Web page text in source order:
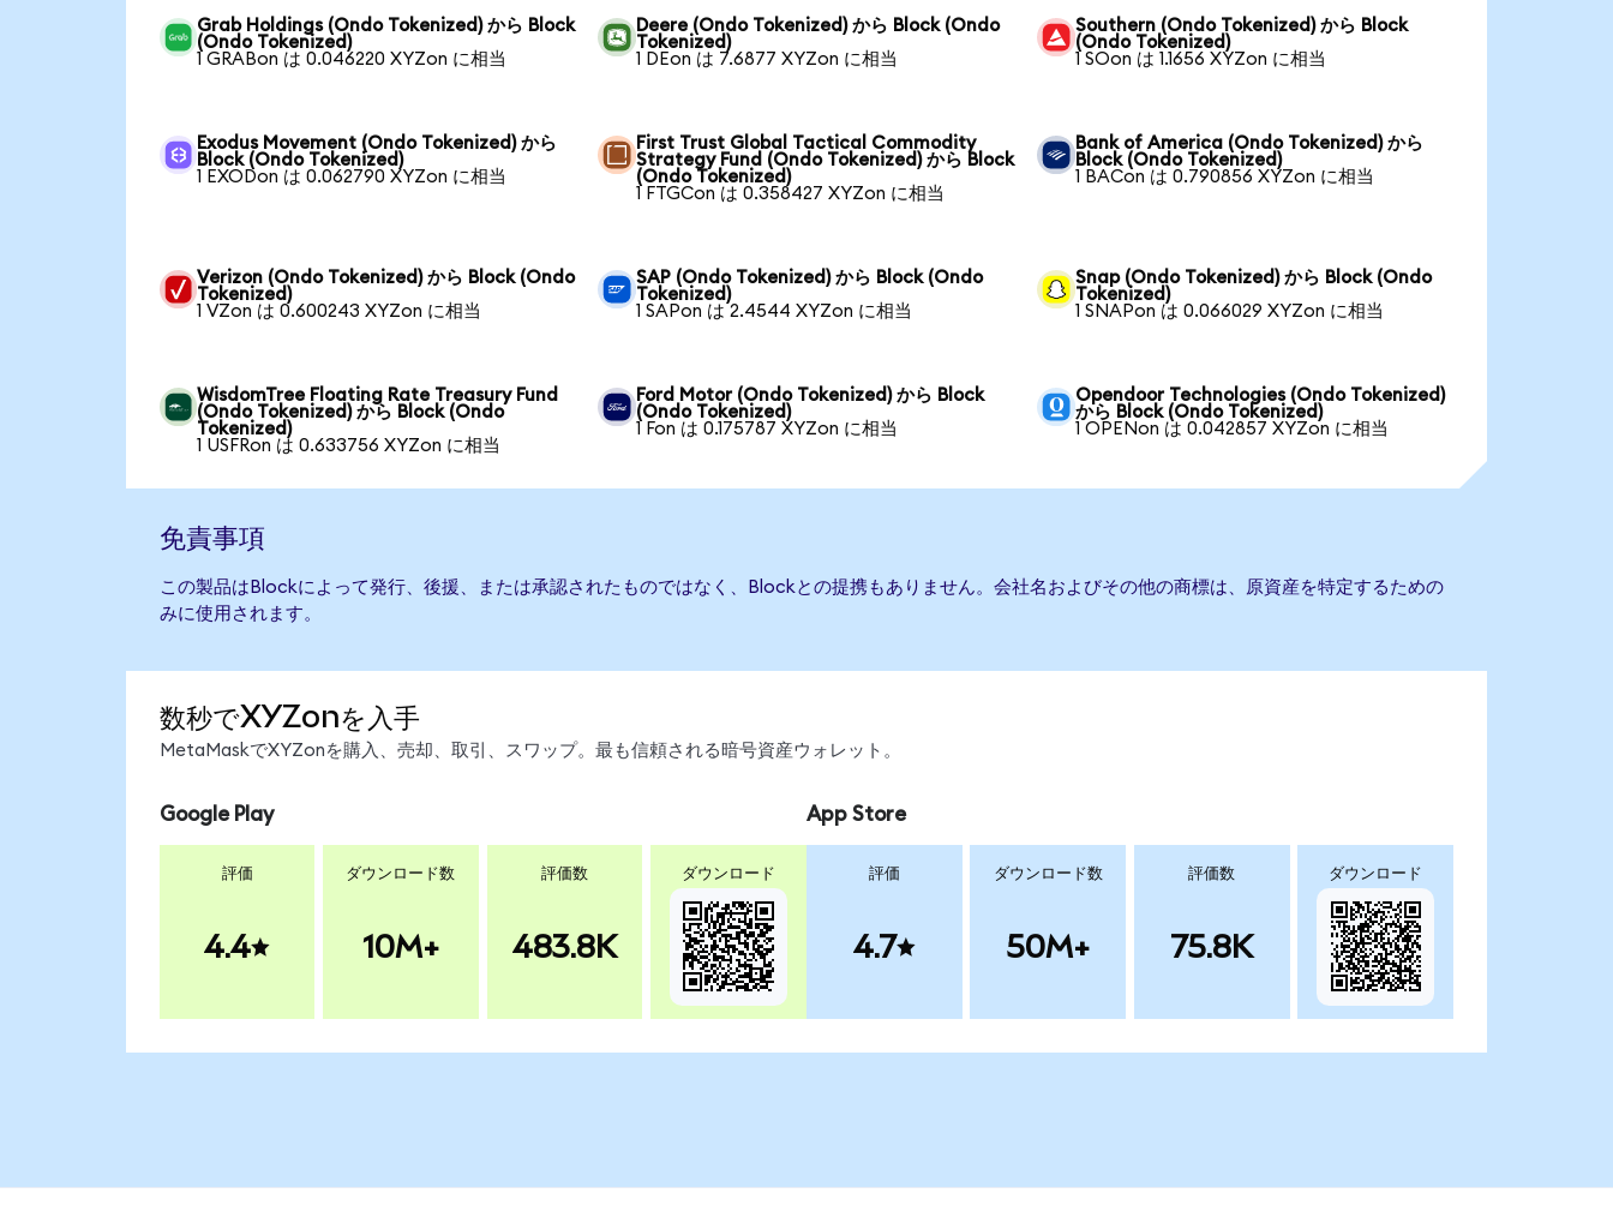
Grab Holdings (Ondo Tokenized) から Block
(Ondo Tokenized)
1 GRABon は 0.046220 XYZon に相当
Deere (Ondo Tokenized) から Block (Ondo
Tokenized)
1 DEon は 7.6877 XYZon に相当
Southern (Ondo Tokenized) から Block
(Ondo Tokenized)
1 SOon は 1.1656 XYZon に相当
Exodus Movement (Ondo Tokenized) から
Block (Ondo Tokenized)
1 EXODon は 0.062790 XYZon に相当
First Trust Global Tactical Commodity
Strategy Fund (Ondo Tokenized) から Block
(Ondo Tokenized)
1 FTGCon は 0.358427 XYZon に相当
Bank of America (Ondo Tokenized) から
Block (Ondo Tokenized)
1 BACon は 0.790856 XYZon に相当
Verizon (Ondo Tokenized) から Block (Ondo
Tokenized)
1 VZon は 0.600243 XYZon に相当
SAP (Ondo Tokenized) から Block (Ondo
Tokenized)
1 SAPon は 2.4544 XYZon に相当
Snap (Ondo Tokenized) から Block (Ondo
Tokenized)
1 SNAPon は 0.066029 XYZon に相当
WisdomTree Floating Rate Treasury Fund
(Ondo Tokenized) から Block (Ondo
Tokenized)
1 USFRon は 0.633756 XYZon に相当
Ford Motor (Ondo Tokenized) から Block
(Ondo Tokenized)
1 Fon は 0.175787 XYZon に相当
Opendoor Technologies (Ondo Tokenized)
から Block (Ondo Tokenized)
1 OPENon は 0.042857 XYZon に相当
免責事項
この製品はBlockによって発行、後援、または承認されたものではなく、Blockとの提携もありません。会社名およびその他の商標は、原資産を特定するための
みに使用されます。
数秒でXYZonを入手
MetaMaskでXYZonを購入、売却、取引、スワップ。最も信頼される暗号資産ウォレット。
Google Play
評価
4.4
ダウンロード数
10M+
評価数
483.8K
ダウンロード
App Store
評価
4.7
ダウンロード数
50M+
評価数
75.8K
ダウンロード